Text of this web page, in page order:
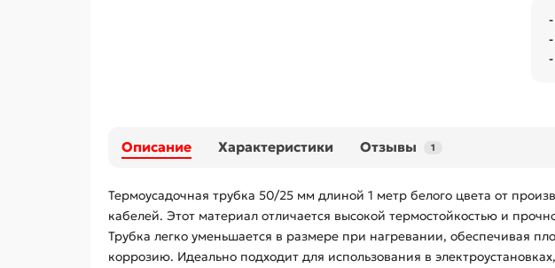
Описание Характеристики Отзывы 1
Термоусадочная трубка 50/25 мм длиной 1 метр белого цвета от
кабелей. Этот материал отличается высокой термостойкостью и
Трубка легко уменьшается в размере при нагревании, обеспечивая
коррозию. Идеально подходит для использования в